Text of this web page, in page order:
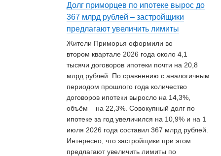
Долг приморцев по ипотеке вырос до
367 млрд рублей – застройщики
предлагают увеличить лимиты
Жители Приморья оформили во
втором квартале 2026 года около 4,1
тысячи договоров ипотеки почти на 20,8
млрд рублей. По сравнению с аналогичным
периодом прошлого года количество
договоров ипотеки выросло на 14,3%,
объём – на 22,3%. Совокупный долг по
ипотеке за год увеличился на 10,9% и на 1
июля 2026 года составил 367 млрд рублей.
Интересно, что застройщики при этом
предлагают увеличить лимиты по